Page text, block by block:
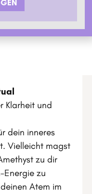
Klarheit und
dein inneres
Vielleicht magst
zu dir
Energie zu
Atem im